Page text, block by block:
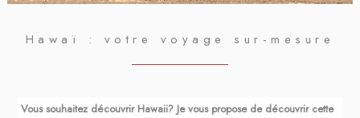
Hawaï : votre voyage sur-mesure
Vous souhaitez découvrir Hawaii? Je vous propose de découvrir cette